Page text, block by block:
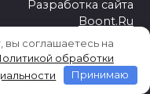
Разработка сайта
Boont.Ru
для сбора
сайта.
выражаете свое
вы соглашаетесь на
обработки
Принимаю